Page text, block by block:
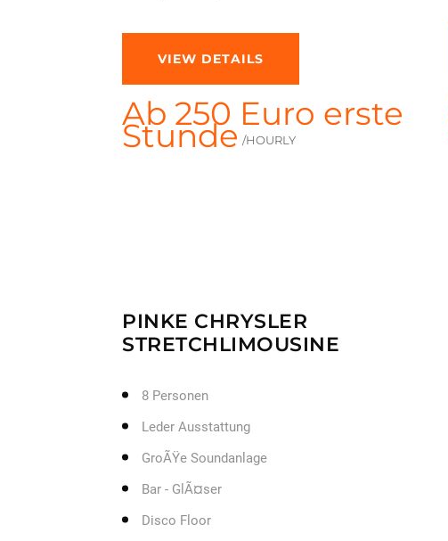
VIEW DETAILS
Ab 250 Euro erste
Stunde /HOURLY
PINKE CHRYSLER
STRETCHLIMOUSINE
8 Personen
Leder Ausstattung
GroÃŸe Soundanlage
Bar - GlÃ¤ser
Disco Floor